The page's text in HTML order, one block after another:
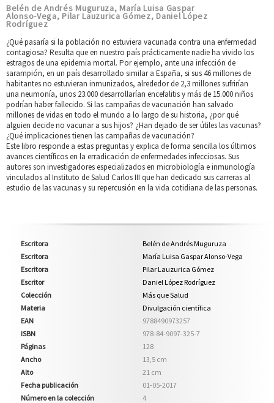
Belén de Andrés Muguruza, María Luisa Gaspar
Alonso-Vega, Pilar Lauzurica Gómez, Daniel López
Rodríguez
¿Qué pasaría si la población no estuviera vacunada contra una enfermedad
contagiosa? Resulta que en nuestro país prácticamente nadie ha vivido los
estragos de una epidemia mortal. Por ejemplo, ante una infección de
sarampión, en un país desarrollado similar a España, si sus 46 millones de
habitantes no estuvieran inmunizados, alrededor de 2,3 millones sufrirían
una neumonía, unos 23.000 desarrollarían encefalitis y más de 15.000 niños
podrían haber fallecido. Si las campañas de vacunación han salvado
millones de vidas en todo el mundo a lo largo de su historia, ¿por qué
alguien decide no vacunar a sus hijos? ¿Han dejado de ser útiles las vacunas?
¿Qué implicaciones tienen las campañas de vacunación?
Este libro responde a estas preguntas y explica de forma sencilla los últimos
avances científicos en la erradicación de enfermedades infecciosas. Sus
autores son investigadores especializados en microbiología e inmunología
vinculados al Instituto de Salud Carlos III que han dedicado sus carreras al
estudio de las vacunas y su repercusión en la vida cotidiana de las personas.
Escritora
Belén de Andrés Muguruza
Escritora
María Luisa Gaspar Alonso-Vega
Escritora
Pilar Lauzurica Gómez
Escritor
Daniel López Rodríguez
Colección
Más que Salud
Materia
Divulgación científica
EAN
9788490973257
ISBN
978-84-9097-325-7
Páginas
128
Ancho
13,5 cm
Alto
21 cm
Fecha publicación
01-05-2017
Número en la colección
4